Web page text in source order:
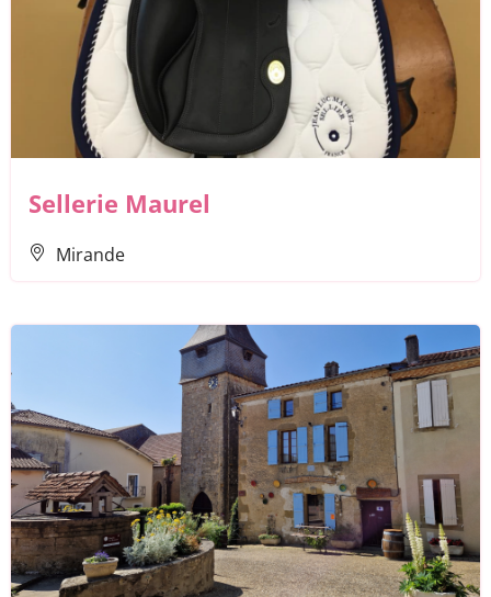
Sellerie Maurel
Mirande